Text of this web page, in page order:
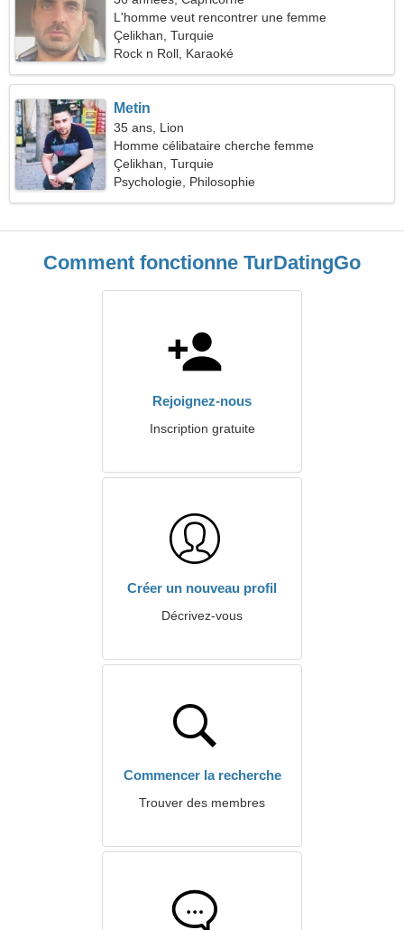
L'homme veut rencontrer une femme
Çelikhan, Turquie
Rock n Roll, Karaoké
Metin
35 ans, Lion
Homme célibataire cherche femme
Çelikhan, Turquie
Psychologie, Philosophie
Comment fonctionne TurDatingGo
Rejoignez-nous
Inscription gratuite
Créer un nouveau profil
Décrivez-vous
Commencer la recherche
Trouver des membres